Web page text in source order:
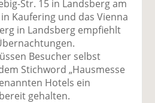
Str. 15 in Landsberg am
Kaufering und das Vienna
in Landsberg empfiehlt
Besucher selbst
Stichword „Hausmesse
Hotels ein
gehalten.